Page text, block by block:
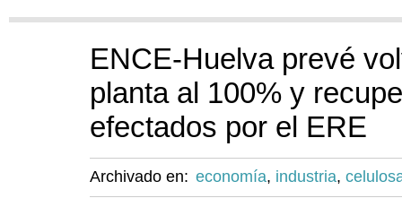
ENCE-Huelva prevé
planta al 100% y
efectados por el ERE
Archivado en: economía, industria,